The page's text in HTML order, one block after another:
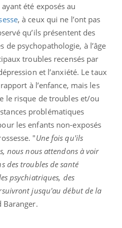
été exposés au
, à ceux qui ne l’ont pas
qu’ils présentent des
de psychopathologie, à l’âge
troubles recensés par
et l’anxiété. Le taux
à l’enfance, mais les
le risque de troubles et/ou
problématiques
les enfants non-exposés
"Une fois qu'ils
nous nous attendons à voir
des troubles de santé
psychiatriques, des
jusqu'au début de la
Baranger.